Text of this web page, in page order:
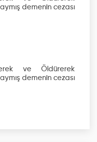
demenin cezası
ve Öldürerek
demenin cezası